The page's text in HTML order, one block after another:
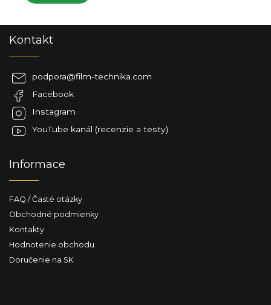
Kontakt
podpora@film-technika.com
Facebook
Instagram
YouTube kanál (recenzie a testy)
Informace
FAQ / Časté otázky
Obchodné podmienky
Kontakty
Hodnotenie obchodu
Doručenie na SK